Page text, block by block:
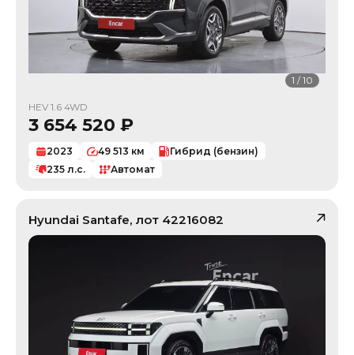
1 /10
HEV 1.6 4WD
3 654 520 ₽
2023 49 513 км
Гибрид (бензин)
235 л.с. Автомат
Hyundai Santafe, лот 42216082